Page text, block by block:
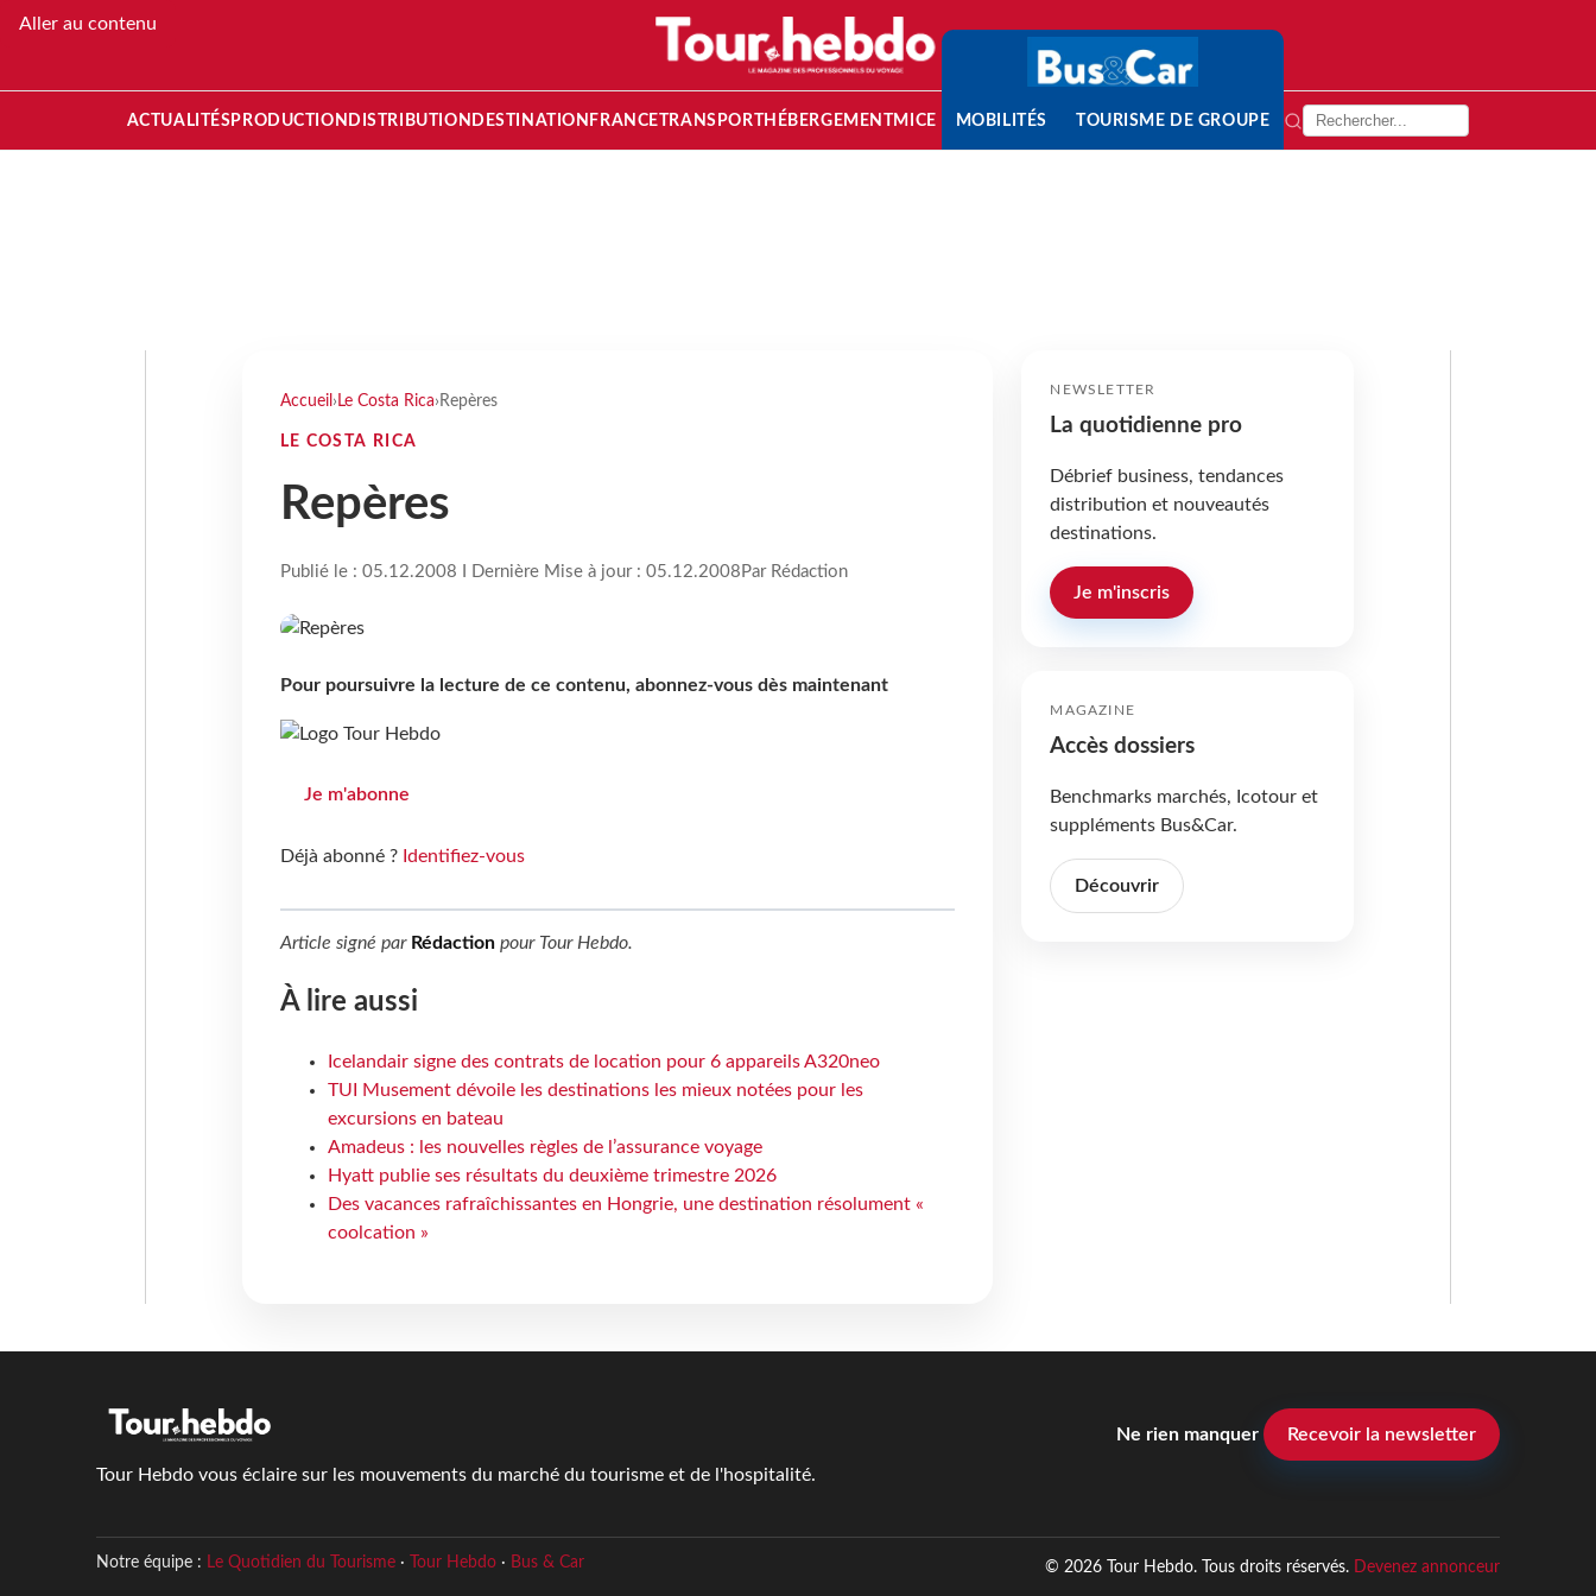
Aller au contenu
ACTUALITÉS PRODUCTION DISTRIBUTION DESTINATION FRANCETRANSPORT HÉBERGEMENTMICE MOBILITÉS TOURISME DE GROUPE
Accueil › Le Costa Rica› Repères
LE COSTA RICA
Repères
Publié le : 05.12.2008 I Dernière Mise à jour : 05.12.2008 Par Rédaction
Pour poursuivre la lecture de ce contenu, abonnez-vous dès maintenant
Je m'abonne
Déjà abonné ? Identifiez-vous
Article signé par Rédactionpour Tour Hebdo.
À lire aussi
Icelandair signe des contrats de location pour 6 appareils A320neo
TUI Musement dévoile les destinations les mieux notées pour les
excursions en bateau
Amadeus : les nouvelles règles de l’assurance voyage
Hyatt publie ses résultats du deuxième trimestre 2026
Des vacances rafraîchissantes en Hongrie, une destination résolument «
coolcation »
NEWSLETTER
La quotidienne pro
Débrief business, tendances
distribution et nouveautés
destinations.
Je m'inscris
MAGAZINE
Accès dossiers
Benchmarks marchés, Icotour et
suppléments Bus&Car.
Découvrir
Tour Hebdo vous éclaire sur les mouvements du marché du tourisme et de l'hospitalité.
Ne rien manquer Recevoir la newsletter
Notre équipe : Le Quotidien du Tourisme· Tour Hebdo· Bus & Car © 2026 Tour Hebdo. Tous droits réservés. Devenez annonceur